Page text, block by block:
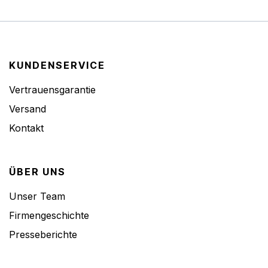
KUNDENSERVICE
Vertrauensgarantie
Versand
Kontakt
ÜBER UNS
Unser Team
Firmengeschichte
Presseberichte